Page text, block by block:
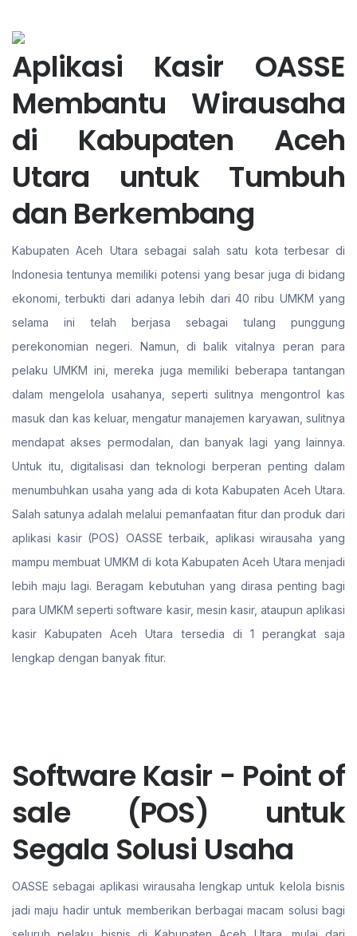
Aplikasi Kasir OASSE
Membantu Wirausaha
di Kabupaten Aceh
Utara untuk Tumbuh
dan Berkembang
Kabupaten Aceh Utara sebagai salah satu kota terbesar di
Indonesia tentunya memiliki potensi yang besar juga di bidang
ekonomi, terbukti dari adanya lebih dari 40 ribu UMKM yang
selama ini telah berjasa sebagai tulang punggung
perekonomian negeri. Namun, di balik vitalnya peran para
pelaku UMKM ini, mereka juga memiliki beberapa tantangan
dalam mengelola usahanya, seperti sulitnya mengontrol kas
masuk dan kas keluar, mengatur manajemen karyawan, sulitnya
mendapat akses permodalan, dan banyak lagi yang lainnya.
Untuk itu, digitalisasi dan teknologi berperan penting dalam
menumbuhkan usaha yang ada di kota Kabupaten Aceh Utara.
Salah satunya adalah melalui pemanfaatan fitur dan produk dari
aplikasi kasir (POS) OASSE terbaik, aplikasi wirausaha yang
mampu membuat UMKM di kota Kabupaten Aceh Utara menjadi
lebih maju lagi. Beragam kebutuhan yang dirasa penting bagi
para UMKM seperti software kasir, mesin kasir, ataupun aplikasi
kasir Kabupaten Aceh Utara tersedia di 1 perangkat saja
lengkap dengan banyak fitur.
Software Kasir - Point of
sale (POS) untuk
Segala Solusi Usaha
OASSE sebagai aplikasi wirausaha lengkap untuk kelola bisnis
jadi maju hadir untuk memberikan berbagai macam solusi bagi